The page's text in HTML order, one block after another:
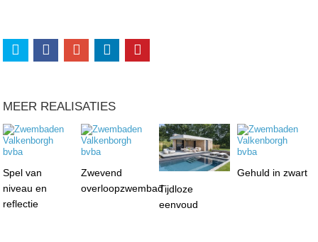
MEER REALISATIES
Spel van
niveau en
reflectie
Zwevend
overloopzwembadTijdloze
eenvoud
Gehuld in zwart